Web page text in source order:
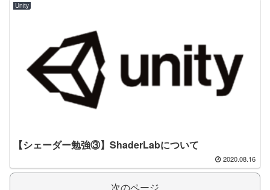
Unity
【シェーダー勉強③】ShaderLabについて
2020.08.16